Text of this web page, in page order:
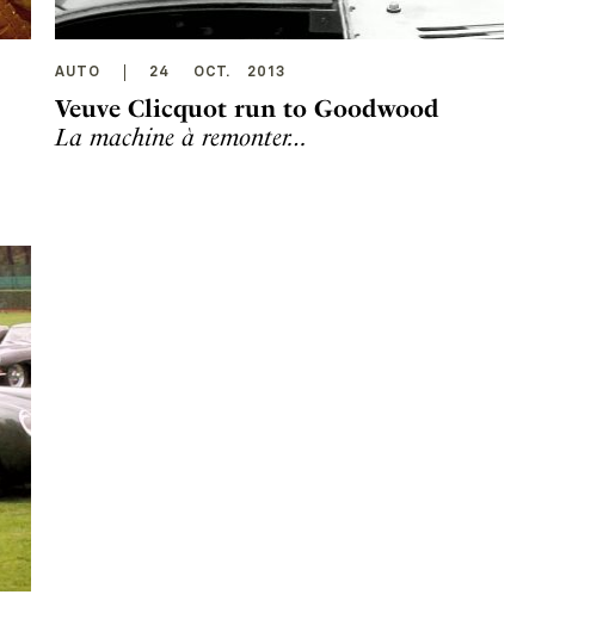
AUTO 24 OCT. 2013
Veuve Clicquot run to Goodwood
La machine à remonter…